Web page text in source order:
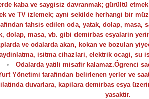
kaba ve saygisiz davranmak; gürültü
ve TV izlemek; ayni sekilde herhangi bir
tahsis edilen oda, yatak, dolap, masa,
dolap, masa, vb. gibi demirbas esyalarin
ve odalarda akan, kokan ve bozulan
isitma cihazlari, elektrik ocagi, su
Odalarda yatili misafir kalamaz.Ögrenci
Yönetimi tarafindan belirlenen yerler ve
duvarlara, kapilara demirbas esya
yasaktir.